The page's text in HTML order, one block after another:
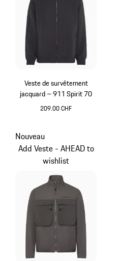
Veste de survêtement
jacquard – 911 Spirit 70
209.00 CHF
Nouveau
Add Veste - AHEAD to
wishlist